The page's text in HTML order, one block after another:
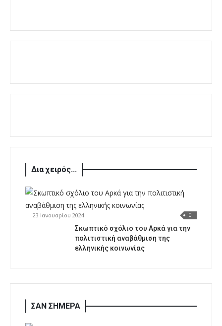
Δια χειρός...
23 Ιανουαρίου 2024 0
Σκωπτικό σχόλιο του Αρκά για την
πολιτιστική αναβάθμιση της
ελληνικής κοινωνίας
ΣΑΝ ΣΗΜΕΡΑ